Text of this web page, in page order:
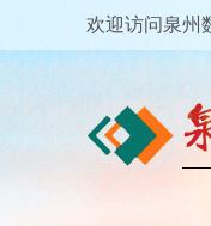
欢迎访问泉